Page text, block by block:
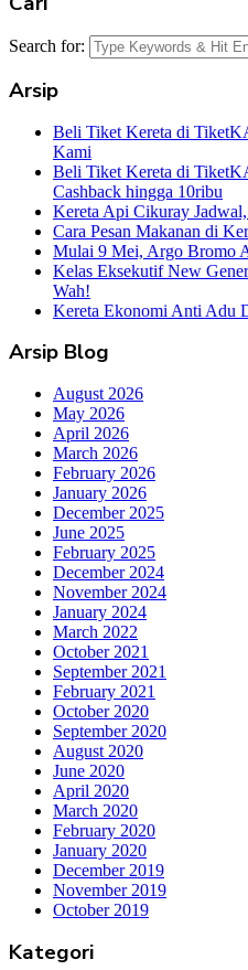
Search for:
Arsip
Beli Tiket Kereta di
Kami
Beli Tiket Kereta di
Cashback hingga 10ribu
Kereta Api Cikuray
Cara Pesan Makanan di
Mulai 9 Mei, Argo Bromo
Kelas Eksekutif New
Wah!
Kereta Ekonomi Anti Adu
Arsip Blog
August 2026
May 2026
April 2026
March 2026
February 2026
January 2026
December 2025
June 2025
February 2025
December 2024
November 2024
January 2024
March 2022
October 2021
September 2021
February 2021
October 2020
September 2020
August 2020
June 2020
April 2020
March 2020
February 2020
January 2020
December 2019
November 2019
October 2019
Kategori